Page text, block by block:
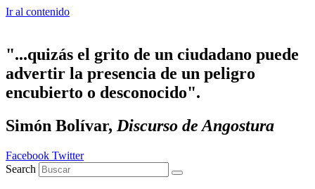
Ir al contenido
"...quizás el grito de un ciudadano puede
advertir la presencia de un peligro
encubierto o desconocido".
Simón Bolívar, Discurso de Angostura
Facebook Twitter
Search